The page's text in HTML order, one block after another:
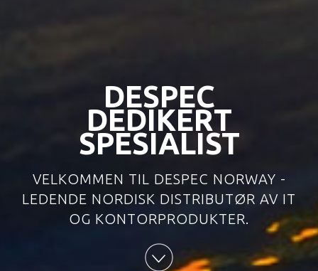
DESPEC
DEDIKERT
SPESIALIST
VELKOMMEN TIL DESPEC NORWAY -
LEDENDE NORDISK DISTRIBUTØR AV IT
OG KONTORPRODUKTER.